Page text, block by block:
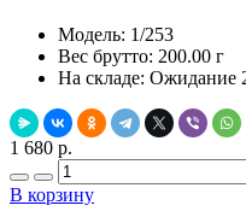
Модель: 1/253
Вес брутто: 200.00 г
На складе: Ожидание
1 680 р.
В корзину